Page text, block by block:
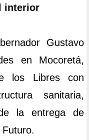
interior
Gustavo
en Mocoretá,
los Libres con
sanitaria,
la entrega de